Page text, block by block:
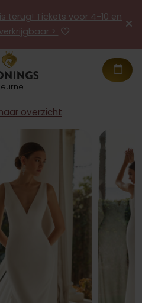
terug! Tickets voor 4-10 en
>
overzicht